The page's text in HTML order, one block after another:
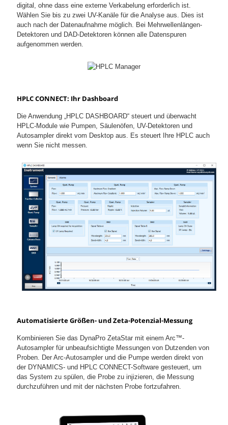
digital, ohne dass eine externe Verkabelung erforderlich ist.
Wählen Sie bis zu zwei UV-Kanäle für die Analyse aus. Dies ist
auch nach der Datenaufnahme möglich. Bei Mehrwellenlängen-
Detektoren und DAD-Detektoren können alle Datenspuren
aufgenommen werden.
HPLC CONNECT: Ihr Dashboard
Die Anwendung „HPLC DASHBOARD“ steuert und überwacht
HPLC-Module wie Pumpen, Säulenöfen, UV-Detektoren und
Autosampler direkt vom Desktop aus. Es steuert Ihre HPLC auch
wenn Sie nicht messen.
Automatisierte Größen- und Zeta-Potenzial-Messung
Kombinieren Sie das DynaPro ZetaStar mit einem Arc™-
Autosampler für unbeaufsichtigte Messungen von Dutzenden von
Proben. Der Arc-Autosampler und die Pumpe werden direkt von
der DYNAMICS- und HPLC CONNECT-Software gesteuert, um
das System zu spülen, die Probe zu injizieren, die Messung
durchzuführen und mit der nächsten Probe fortzufahren.